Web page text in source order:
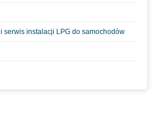
serwis instalacji LPG do samochodów